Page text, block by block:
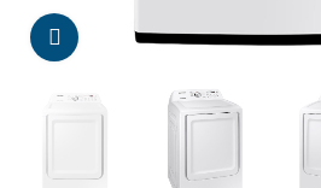
Da click para agrandar